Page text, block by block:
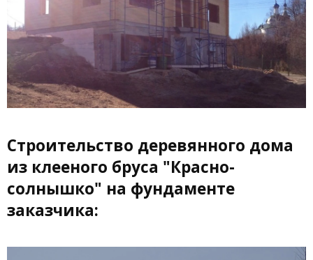
Строительство деревянного дома
из клееного бруса "Красно-
солнышко" на фундаменте
заказчика: